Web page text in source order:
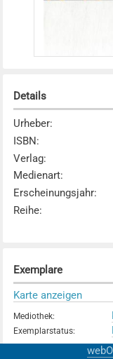
Details
Urheber:
ISBN:
Verlag:
Medienart:
Erscheinungsjahr:
Reihe:
Exemplare
Karte anzeigen
Mediothek:
Exemplarstatus: